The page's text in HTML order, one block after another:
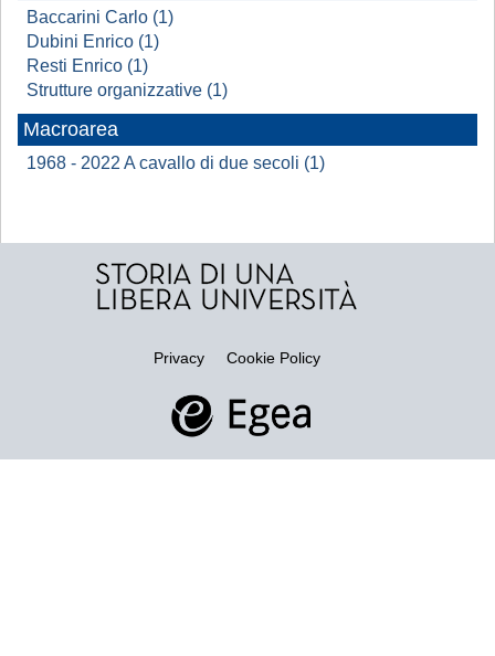
Baccarini Carlo (1)
Dubini Enrico (1)
Resti Enrico (1)
Strutture organizzative (1)
Macroarea
1968 - 2022 A cavallo di due secoli (1)
Privacy Cookie Policy